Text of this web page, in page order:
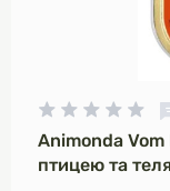
Animonda
птицею та